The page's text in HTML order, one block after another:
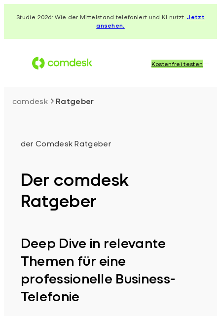
InhaltStudie 2026: Wie der Mittelstand telefoniert und KI nutzt.Jetzt
ansehen.
Kostenfrei testen
comdesk Ratgeber
der Comdesk Ratgeber
Der comdesk
Ratgeber
Deep Dive in relevante
Themen für eine
professionelle Business-
Telefonie